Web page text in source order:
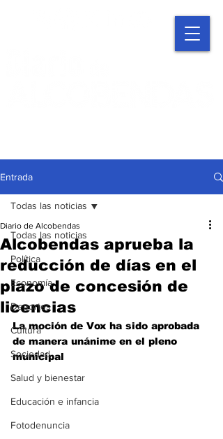
Entrada
Todas las noticias
Política
Economía
Deportes
Cultura
Sociedad
Salud y bienestar
Educación e infancia
Fotodenuncia
Todas las noticias
Alcobendas aprueba la
reducción de días en el
plazo de concesión de
licencias
Diario de Alcobendas
La moción de Vox ha sido aprobada
de manera unánime en el pleno
municipal